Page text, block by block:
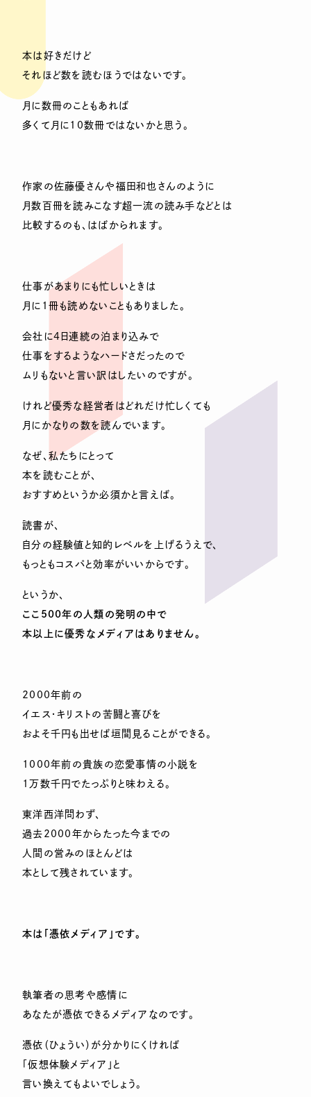
本は好きだけど
それほど数を読むほうではないです。
月に数冊のこともあれば
多くて月に10数冊ではないかと思う。
作家の佐藤優さんや福田和也さんのように
月数百冊を読みこなす超一流の読み手などとは
比較するのも、はばかられます。
仕事があまりにも忙しいときは
月に1冊も読めないこともありました。
会社に4日連続の泊まり込みで
仕事をするようなハードさだったので
ムリもないと言い訳はしたいのですが。
けれど優秀な経営者はどれだけ忙しくても
月にかなりの数を読んでいます。
なぜ、私たちにとって
本を読むことが、
おすすめというか必須かと言えば。
読書が、
自分の経験値と知的レベルを上げるうえで、
もっともコスパと効率がいいからです。
というか、
ここ500年の人類の発明の中で
本以上に優秀なメディアはありません。
2000年前の
イエス・キリストの苦闘と喜びを
およそ千円も出せば垣間見ることができる。
1000年前の貴族の恋愛事情の小説を
1万数千円でたっぷりと味わえる。
東洋西洋問わず、
過去2000年からたった今までの
人間の営みのほとんどは
本として残されています。
本は「憑依メディア」です。
執筆者の思考や感情に
あなたが憑依できるメディアなのです。
憑依（ひょうい）が分かりにくければ
「仮想体験メディア」と
言い換えてもよいでしょう。